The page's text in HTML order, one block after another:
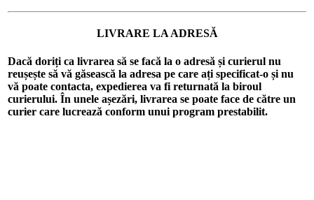
LIVRARE LA ADRESĂ
Dacă doriți ca livrarea să se facă la o adresă și curierul nu
reușește să vă găsească la adresa pe care ați specificat-o și nu
vă poate contacta, expedierea va fi returnată la biroul
curierului. În unele așezări, livrarea se poate face de către un
curier care lucrează conform unui program prestabilit.